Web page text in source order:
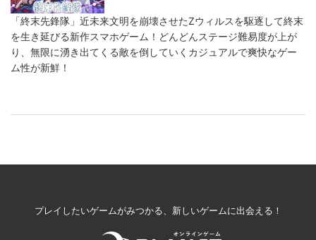
「終末先鋒隊」近未来文明を崩壊させたZウィルスを駆逐して終末
を生き延びる新作スマホゲーム！どんどんステージ難易度が上が
り、無限に湧き出てくる敵を倒していくカジュアルで爽快なゲー
ム性が新鮮！
プレイしたいゲームがみつかる、新しいゲームに出会える！